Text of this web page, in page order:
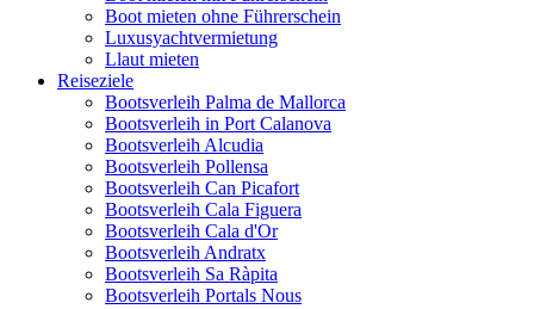
Boot mieten ohne Führerschein
Luxusyachtvermietung
Llaut mieten
Reiseziele
Bootsverleih Palma de Mallorca
Bootsverleih in Port Calanova
Bootsverleih Alcudia
Bootsverleih Pollensa
Bootsverleih Can Picafort
Bootsverleih Cala Figuera
Bootsverleih Cala d'Or
Bootsverleih Andratx
Bootsverleih Sa Ràpita
Bootsverleih Portals Nous